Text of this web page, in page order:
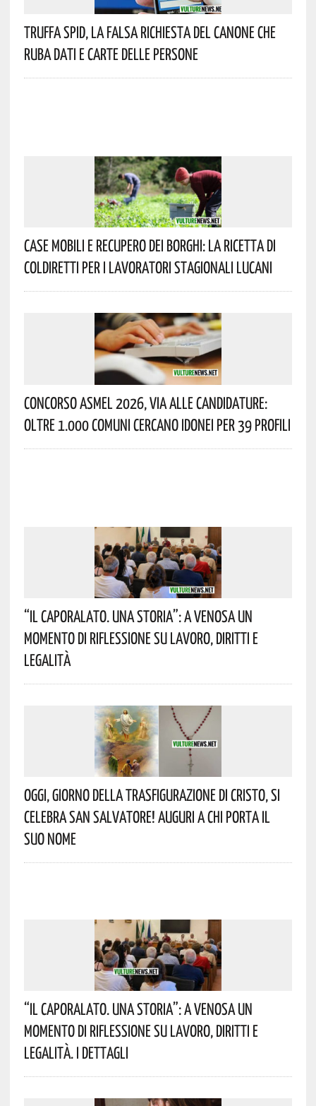
Truffa Spid, La Falsa Richiesta Del Canone Che
Ruba Dati E Carte Delle Persone
Case Mobili E Recupero Dei Borghi: La Ricetta Di
Coldiretti Per I Lavoratori Stagionali Lucani
Concorso Asmel 2026, Via Alle Candidature:
Oltre 1.000 Comuni Cercano Idonei Per 39 Profili
“Il Caporalato. Una Storia”: A Venosa Un
Momento Di Riflessione Su Lavoro, Diritti E
Legalità
Oggi, Giorno Della Trasfigurazione Di Cristo, Si
Celebra San Salvatore! Auguri A Chi Porta Il
Suo Nome
“Il Caporalato. Una Storia”: A Venosa Un
Momento Di Riflessione Su Lavoro, Diritti E
Legalità. I Dettagli